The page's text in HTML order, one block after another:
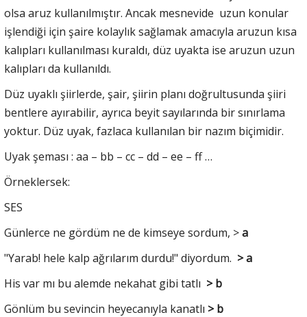
olsa aruz kullanılmıştır. Ancak mesnevide uzun konular
işlendiği için şaire kolaylık sağlamak amacıyla aruzun kısa
kalıpları kullanılması kuraldı, düz uyakta ise aruzun uzun
kalıpları da kullanıldı.
Düz uyaklı şiirlerde, şair, şiirin planı doğrultusunda şiiri
bentlere ayırabilir, ayrıca beyit sayılarında bir sınırlama
yoktur. Düz uyak, fazlaca kullanılan bir nazım biçimidir.
Uyak şeması : aa – bb – cc – dd – ee – ff …
Örneklersek:
SES
Günlerce ne gördüm ne de kimseye sordum, >a
"Yarab! hele kalp ağrılarım durdu!" diyordum. > a
His var mı bu alemde nekahat gibi tatlı > b
Gönlüm bu sevincin heyecanıyla kanatlı > b